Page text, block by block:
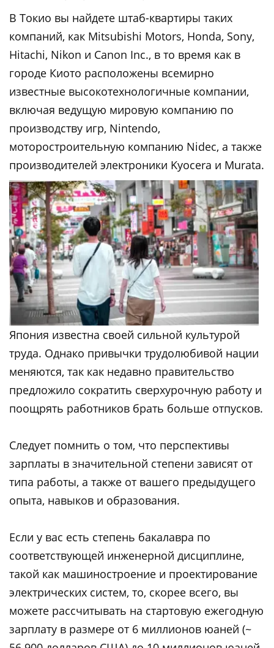
В Токио вы найдете штаб-квартиры таких
компаний, как Mitsubishi Motors, Honda, Sony,
Hitachi, Nikon и Canon Inc., в то время как в
городе Киото расположены всемирно
известные высокотехнологичные компании,
включая ведущую мировую компанию по
производству игр, Nintendo,
моторостроительную компанию Nidec, а также
производителей электроники Kyocera и Murata.
Япония известна своей сильной культурой
труда. Однако привычки трудолюбивой нации
меняются, так как недавно правительство
предложило сократить сверхурочную работу и
поощрять работников брать больше отпусков.
Следует помнить о том, что перспективы
зарплаты в значительной степени зависят от
типа работы, а также от вашего предыдущего
опыта, навыков и образования.
Если у вас есть степень бакалавра по
соответствующей инженерной дисциплине,
такой как машиностроение и проектирование
электрических систем, то, скорее всего, вы
можете рассчитывать на стартовую ежегодную
зарплату в размере от 6 миллионов юаней (~